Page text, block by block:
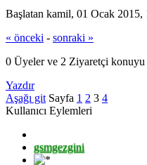
Başlatan kamil, 01 Ocak 2015,
« önceki - sonraki »
0 Üyeler ve 2 Ziyaretçi konuyu
Yazdır
Aşağı git Sayfa 1 2 3 4
Kullanıcı Eylemleri
gsmgezgini